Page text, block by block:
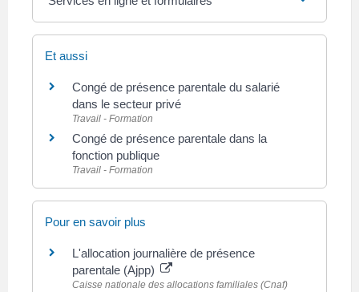
Et aussi
Congé de présence parentale du salarié
dans le secteur privé
Travail - Formation
Congé de présence parentale dans la
fonction publique
Travail - Formation
Pour en savoir plus
L'allocation journalière de présence
parentale (Ajpp)
Caisse nationale des allocations familiales (Cnaf)